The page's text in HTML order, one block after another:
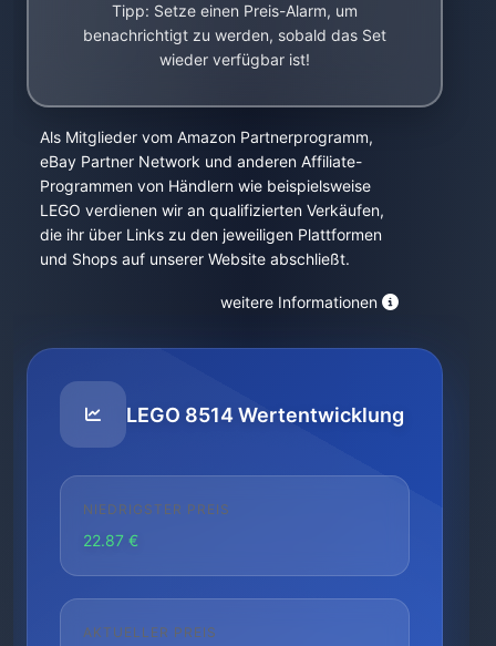
Tipp: Setze einen Preis-Alarm, um
benachrichtigt zu werden, sobald das Set
wieder verfügbar ist!
Als Mitglieder vom Amazon Partnerprogramm,
eBay Partner Network und anderen Affiliate-
Programmen von Händlern wie beispielsweise
LEGO verdienen wir an qualifizierten Verkäufen,
die ihr über Links zu den jeweiligen Plattformen
und Shops auf unserer Website abschließt.
weitere Informationen
LEGO 8514 Wertentwicklung
NIEDRIGSTER PREIS
22.87 €
AKTUELLER PREIS